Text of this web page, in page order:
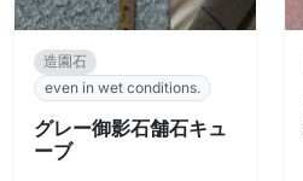
造園石
even in wet conditions.
グレー御影石舗石キュ
ーブ